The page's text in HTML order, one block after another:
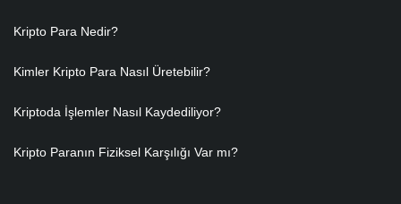
Kripto Para Nedir?
Kimler Kripto Para Nasıl Üretebilir?
Kriptoda İşlemler Nasıl Kaydediliyor?
Kripto Paranın Fiziksel Karşılığı Var mı?